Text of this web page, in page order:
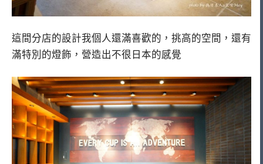
這間分店的設計我個人還滿喜歡的，挑高的空間，還有
滿特別的燈飾，營造出不很日本的感覺